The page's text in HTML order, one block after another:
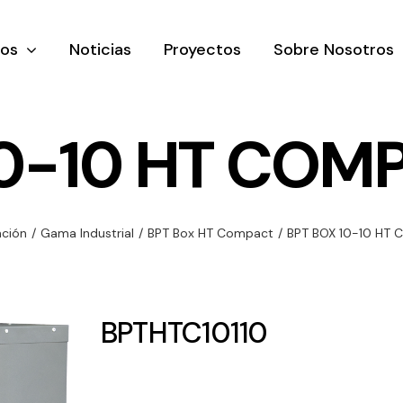
y
de
Ventilación
ventilación
Noticias Proyectos Sobre Nosotros
10 HT
/ Gama Industrial / BPT Box HT Compact / BPT BOX 10-10 HT
BPTHTC10110